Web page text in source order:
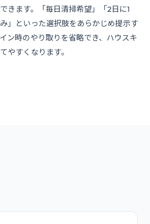
きます。「毎日清掃希望」「2日に1
」といった選択肢をあらかじめ提示す
ン時のやり取りを省略でき、ハウスキ
やすくなります。